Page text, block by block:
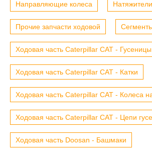
Направляющие колеса Натяжители
Прочие запчасти ходовой
Ходовая часть Caterpillar CAT -
Ходовая часть Caterpillar CAT - Катки
Ходовая часть Caterpillar CAT - Колеса
Ходовая часть Caterpillar CAT - Цепи
Ходовая часть Doosan - Башмаки